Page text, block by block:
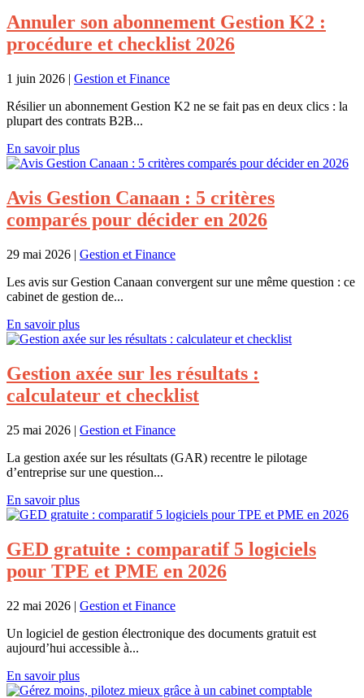
Annuler son abonnement Gestion K2 :
procédure et checklist 2026
1 juin 2026 | Gestion et Finance
Résilier un abonnement Gestion K2 ne se fait pas en deux clics : la
plupart des contrats B2B...
En savoir plus
Avis Gestion Canaan : 5 critères
comparés pour décider en 2026
29 mai 2026 | Gestion et Finance
Les avis sur Gestion Canaan convergent sur une même question : ce
cabinet de gestion de...
En savoir plus
Gestion axée sur les résultats :
calculateur et checklist
25 mai 2026 | Gestion et Finance
La gestion axée sur les résultats (GAR) recentre le pilotage
d’entreprise sur une question...
En savoir plus
GED gratuite : comparatif 5 logiciels
pour TPE et PME en 2026
22 mai 2026 | Gestion et Finance
Un logiciel de gestion électronique des documents gratuit est
aujourd’hui accessible à...
En savoir plus